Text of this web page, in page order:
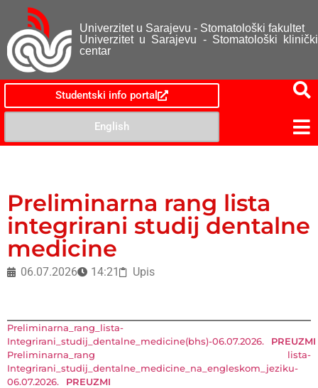
Univerzitet u Sarajevu - Stomatološki fakultet
Univerzitet u Sarajevu - Stomatološki klinički
centar
Studentski info portal
English
Preliminarna rang lista
integrirani studij dentalne
medicine
06.07.2026 14:21 Upis
Preliminarna_rang_lista-
Integrirani_studij_dentalne_medicine(bhs)-06.07.2026.
PREUZMI
Preliminarna_rang lista-
Integrirani_studij_dentalne_medicine_na_engleskom_jeziku-
06.07.2026.
PREUZMI